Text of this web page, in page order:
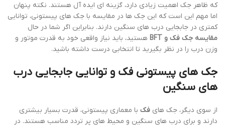
که ظاهر جک اهمیت زیادی دارد، گزینه ای ایده آل هستند. نکته پنهان
اما مهم این است که این جک ها در مقایسه با جک های پیستونی، توانایی
کمتری در جابجایی درب های سنگین دارند. بنابراین اگر شما در حال
مقایسه جک فک و BFT
هستید، باید نیاز واقعی خود به قدرت موتور و
وزن درب را در نظر بگیرید تا انتخابی درست داشته باشید.
جک های پیستونی فک و توانایی جابجایی درب
های سنگین
از سوی دیگر، جک های فک با معماری پیستونی، قدرت بسیار بیشتری
دارند و برای درب های سنگین و محیط های پر تردد مناسب هستند. در